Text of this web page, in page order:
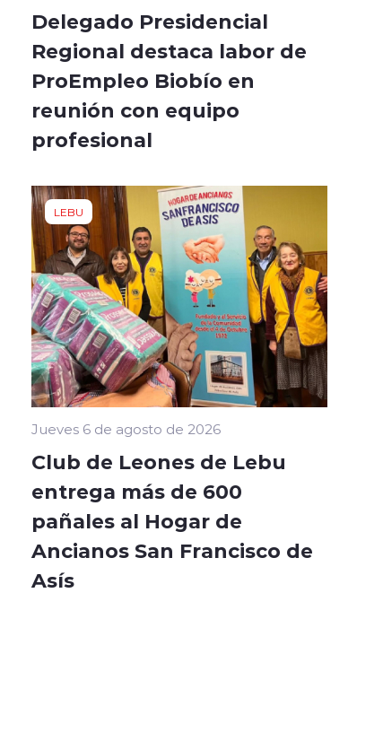
Delegado Presidencial
Regional destaca labor de
ProEmpleo Biobío en
reunión con equipo
profesional
LEBU
Jueves 6 de agosto de 2026
Club de Leones de Lebu
entrega más de 600
pañales al Hogar de
Ancianos San Francisco de
Asís